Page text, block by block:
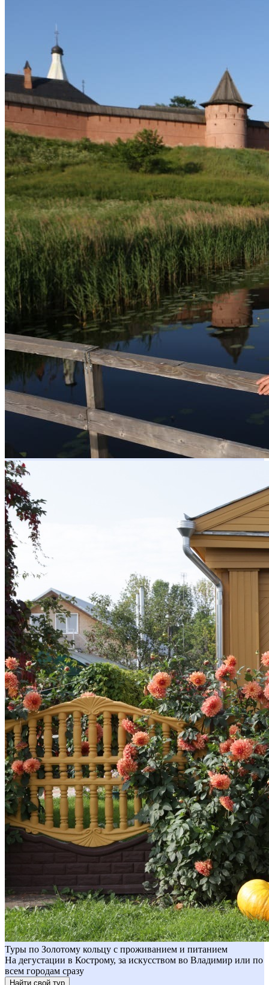
Туры по Золотому кольцу с проживанием и питанием
На дегустации в Кострому, за искусством во Владимир или по
всем городам сразу
Найти свой тур